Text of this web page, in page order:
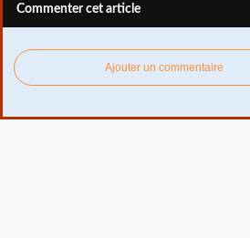
Commenter cet article
Ajouter un commentaire